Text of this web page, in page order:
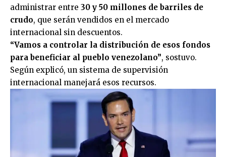
administrar entre 30 y 50 millones de barriles de
crudo, que serán vendidos en el mercado
internacional sin descuentos.
“Vamos a controlar la distribución de esos fondos
para beneficiar al pueblo venezolano”, sostuvo.
Según explicó, un sistema de supervisión
internacional manejará esos recursos.